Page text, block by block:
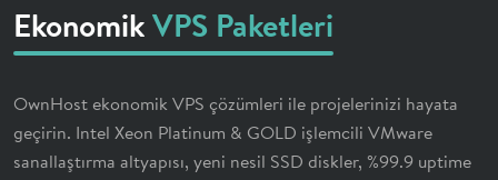
HAZIR SİTE
GÜVENLİK
HAKKIMIZDA
EkonomikVPS Paketleri
OwnHost ekonomik VPS çözümleri ile projelerinizi hayata
geçirin. Intel Xeon Platinum & GOLD işlemcili VMware
sanallaştırma altyapısı, yeni nesil SSD diskler, %99.9 uptime